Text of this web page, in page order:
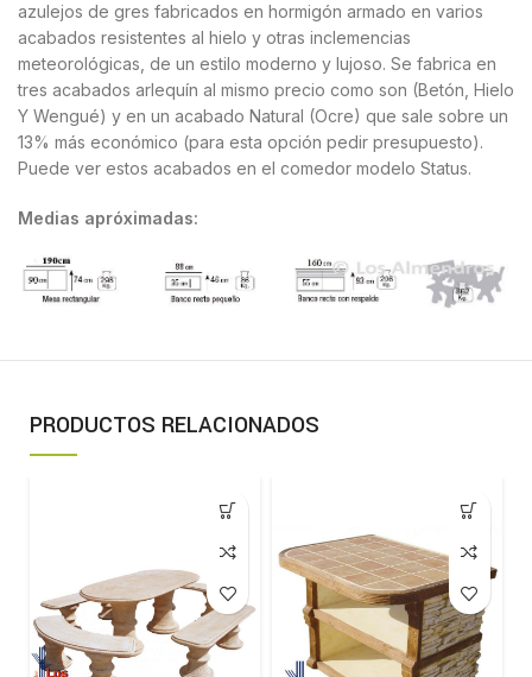
azulejos de gres fabricados en hormigón armado en varios
acabados resistentes al hielo y otras inclemencias
meteorológicas, de un estilo moderno y lujoso. Se fabrica en
tres acabados arlequín al mismo precio como son (Betón, Hielo
Y Wengué) y en un acabado Natural (Ocre) que sale sobre un
13% más económico (para esta opción pedir presupuesto).
Puede ver estos acabados en el comedor modelo Status.
Medias apróximadas:
PRODUCTOS RELACIONADOS